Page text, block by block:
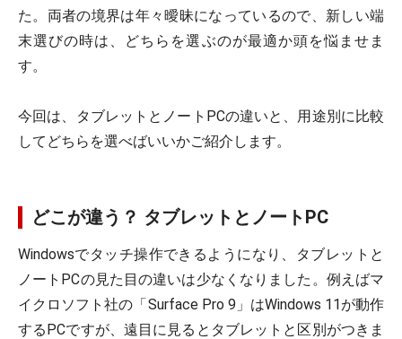
た。両者の境界は年々曖昧になっているので、新しい端
末選びの時は、どちらを選ぶのが最適か頭を悩ませま
す。
今回は、タブレットとノートPCの違いと、用途別に比較
してどちらを選べばいいかご紹介します。
どこが違う？ タブレットとノートPC
Windowsでタッチ操作できるようになり、タブレットと
ノートPCの見た目の違いは少なくなりました。例えばマ
イクロソフト社の「Surface Pro 9」はWindows 11が動作
するPCですが、遠目に見るとタブレットと区別がつきま